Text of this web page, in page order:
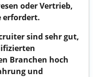
oder Vertrieb,
erfordert.
sind sehr gut,
Branchen hoch
und